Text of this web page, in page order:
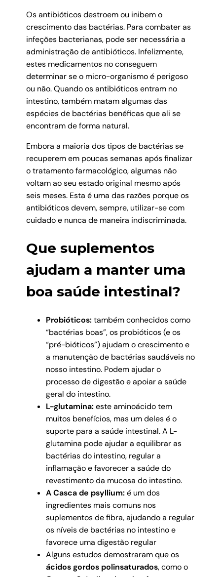
Os antibióticos destroem ou inibem o
crescimento das bactérias. Para combater as
infeções bacterianas, pode ser necessária a
administração de antibióticos. Infelizmente,
estes medicamentos no conseguem
determinar se o micro-organismo é perigoso
ou não. Quando os antibióticos entram no
intestino, também matam algumas das
espécies de bactérias benéficas que ali se
encontram de forma natural.
Embora a maioria dos tipos de bactérias se
recuperem em poucas semanas após finalizar
o tratamento farmacológico, algumas não
voltam ao seu estado original mesmo após
seis meses. Esta é uma das razões porque os
antibióticos devem, sempre, utilizar-se com
cuidado e nunca de maneira indiscriminada.
Que suplementos
ajudam a manter uma
boa saúde intestinal?
Probióticos:também conhecidos como
“bactérias boas”, os probióticos (e os
“pré-bióticos”) ajudam o crescimento e
a manutenção de bactérias saudáveis no
nosso intestino. Podem ajudar o
processo de digestão e apoiar a saúde
geral do intestino.
L-glutamina:este aminoácido tem
muitos benefícios, mas um deles é o
suporte para a saúde intestinal. A L-
glutamina pode ajudar a equilibrar as
bactérias do intestino, regular a
inflamação e favorecer a saúde do
revestimento da mucosa do intestino.
A Casca de psyllium:é um dos
ingredientes mais comuns nos
suplementos de fibra, ajudando a regular
os níveis de bactérias no intestino e
favorece uma digestão regular
Alguns estudos demostraram que os
ácidos gordos polinsaturados, como o